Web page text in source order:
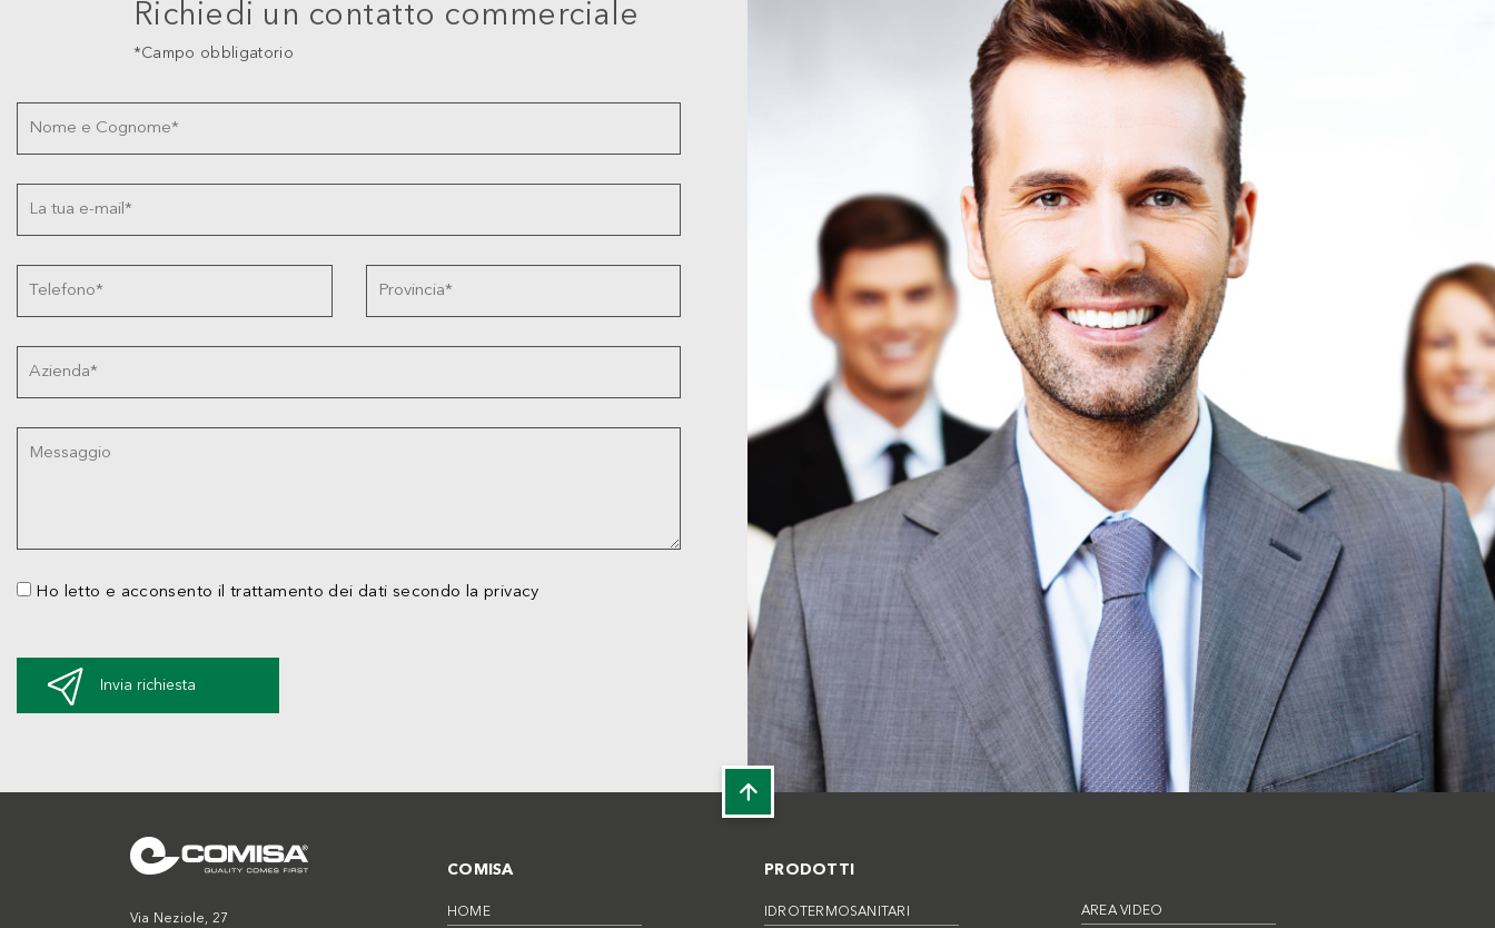
Richiedi un contatto commerciale
*Campo obbligatorio
Ho letto e acconsento il trattamento dei dati secondo la privacy
Invia richiesta
Via Neziole, 27
COMISA
HOME
PRODOTTI
IDROTERMOSANITARI AREA VIDEO